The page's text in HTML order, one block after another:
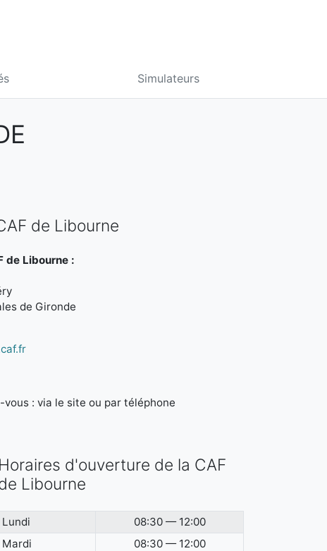
Simulateurs
de Libourne
de Libourne :
de Gironde
: via le site ou par téléphone
Horaires d'ouverture de la CAF
Libourne
Lundi
08:30 — 12:00
Mardi
08:30 — 12:00